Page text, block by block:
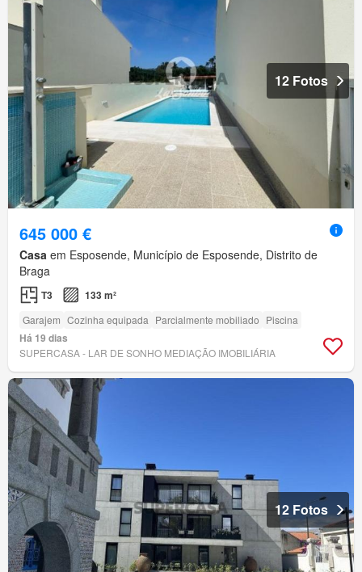
12 Fotos
645 000 €
Casa em Esposende, Município de Esposende, Distrito de
Braga
T3 133 m²
Garajem Cozinha equipada Parcialmente mobiliado Piscina
Há 19 dias
SUPERCASA - LAR DE SONHO MEDIAÇÃO IMOBILIÁRIA
12 Fotos